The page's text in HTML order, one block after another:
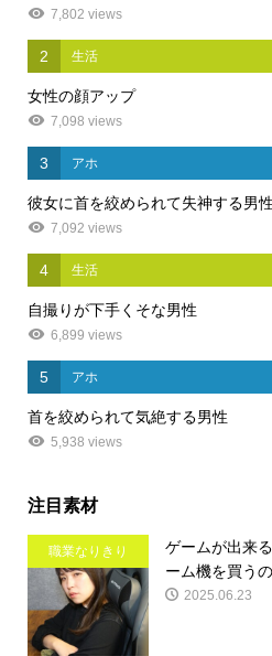
7,802 views
2 生活
女性の顔アップ
7,098 views
3 アホ
彼女に首を絞められて失神する男性
7,092 views
4 生活
自撮りが下手くそな男性
6,899 views
5 アホ
首を絞められて気絶する男性
5,938 views
注目素材
職業なりきり
ゲームが出来
ーム機を買う
2025.06.23